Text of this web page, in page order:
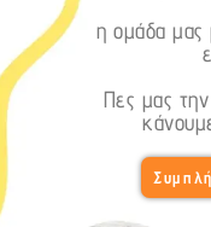
η ομάδα μας
Πες μας